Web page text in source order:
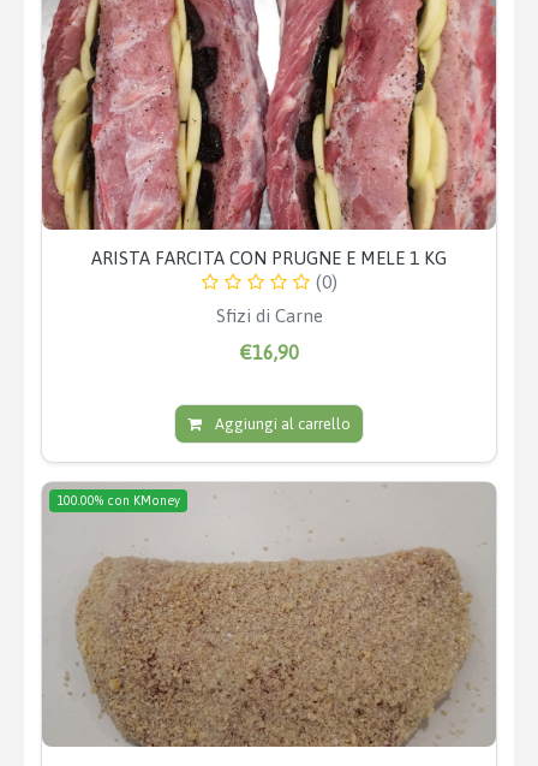
ARISTA FARCITA CON PRUGNE E MELE 1 KG
(0)
Sfizi di Carne
€16,90
Aggiungi al carrello
100.00% con KMoney